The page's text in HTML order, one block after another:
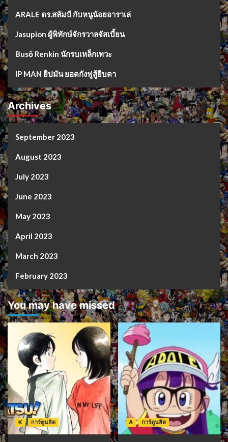
ARALE ดร.สลัมป์ กับหนูน้อยอาราเล่
Jasupion ผู้พิทักษ์จักรวาลจัสเบี้ยน
Busō Renkin นักรบเหล็กเทวะ
IP MAN ยิปมัน ยอดกังฟูสู้ยิบตา
Archives
September 2023
August 2023
July 2023
June 2023
May 2023
April 2023
March 2023
February 2023
You may have missed
K การ์ตูนฮิต A การ์ตูนฮิต